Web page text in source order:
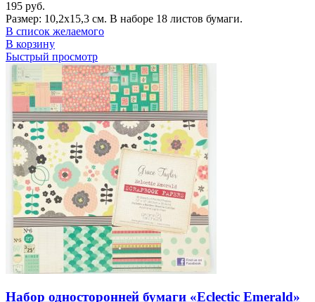
195 руб.
Размер: 10,2x15,3 см. В наборе 18 листов бумаги.
В список желаемого
В корзину
Быстрый просмотр
Набор односторонней бумаги «Eclectic Emerald»